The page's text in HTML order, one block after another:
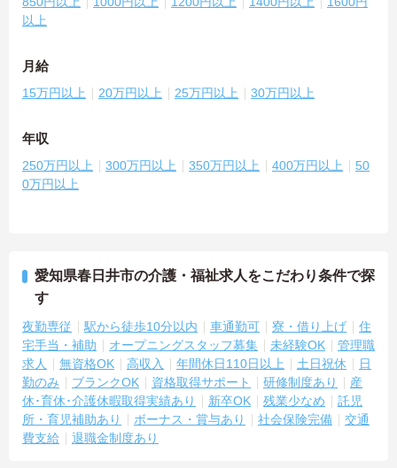
以上
月給
15万円以上 20万円以上 25万円以上 30万円以上
年収
250万円以上 300万円以上 350万円以上 400万円以上
50
0万円以上
愛知県春日井市の介護・福祉求人をこだわり条件で探
す
夜勤専従 駅から徒歩10分以内 車通勤可 寮・借り上げ
住
宅手当・補助
オープニングスタッフ募集 未経験OK
管理職
求人
無資格OK 高収入 年間休日110日以上 土日祝休
日
勤のみ
ブランクOK 資格取得サポート 研修制度あり
産
休･育休･介護休暇取得実績あり
新卒OK 残業少なめ
託児
所・育児補助あり
ボーナス・賞与あり 社会保険完備
交通
費支給
退職金制度あり